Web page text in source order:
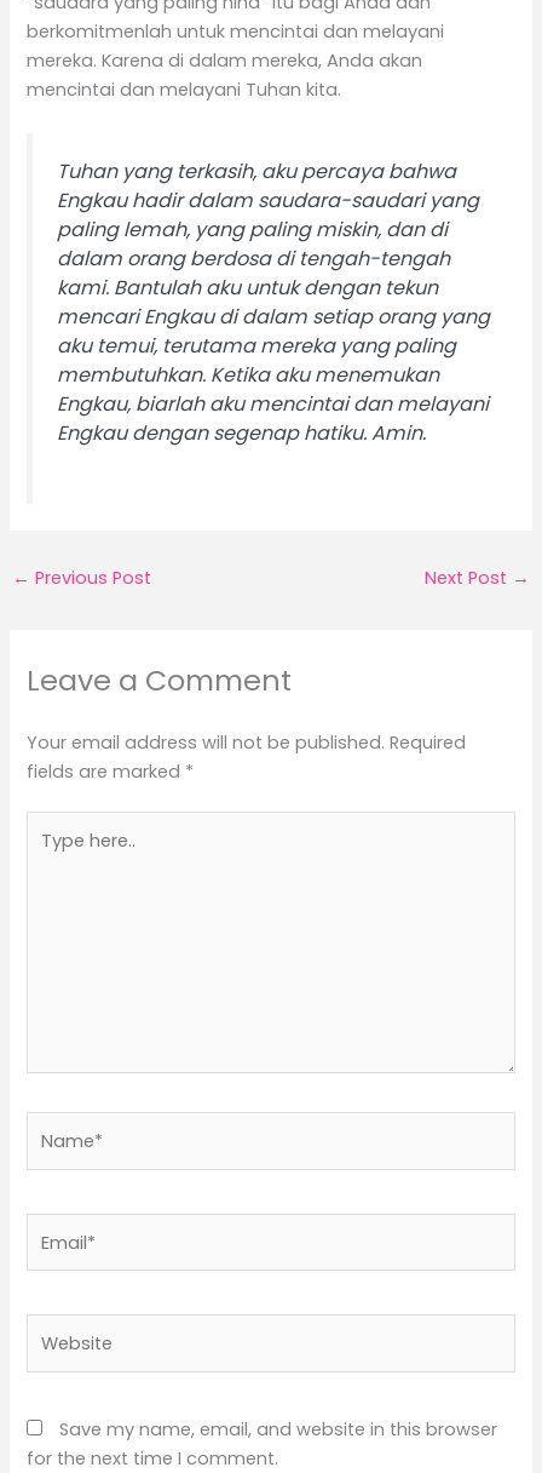
berkomitmenlah untuk mencintai dan melayani
mereka. Karena di dalam mereka, Anda akan
mencintai dan melayani Tuhan kita.
Tuhan yang terkasih, aku percaya bahwa
Engkau hadir dalam saudara-saudari yang
paling lemah, yang paling miskin, dan di
dalam orang berdosa di tengah-tengah
kami. Bantulah aku untuk dengan tekun
mencari Engkau di dalam setiap orang yang
aku temui, terutama mereka yang paling
membutuhkan. Ketika aku menemukan
Engkau, biarlah aku mencintai dan melayani
Engkau dengan segenap hatiku. Amin.
← Previous Post Next Post →
Leave a Comment
Your email address will not be published. Required
fields are marked *
here..
Save my name, email, and website in this browser
for the next time I comment.